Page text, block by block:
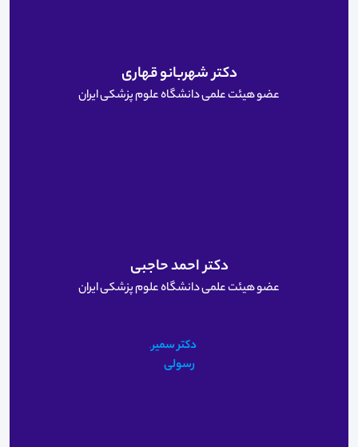
دکتر شهربانو قهاری
عضو هیئت علمی دانشگاه علوم پزشکی ایران
دکتر احمد حاجبی
عضو هیئت علمی دانشگاه علوم پزشکی ایران